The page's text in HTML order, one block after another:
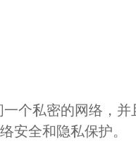
个私密的网络，并
安全和隐私保护。